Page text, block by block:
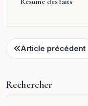
Article précédent
Rechercher